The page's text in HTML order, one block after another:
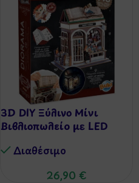
3D DIY Ξύλινο Μίνι
Βιβλιοπωλείο με LED
Διαθέσιμo
26,90 €